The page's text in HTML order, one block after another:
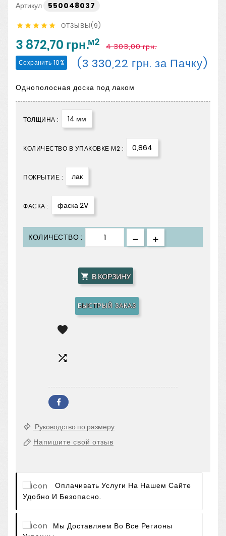
Артикул 550048037
     ОТЗЫВЫ(9)
3 872,70 грн.м2 4 303,00 грн.
Сохранить 10% (3 330,22 грн. за Пачку)
Однополосная доска под лаком
ТОЛЩИНА : 14 мм
КОЛИЧЕСТВО В УПАКОВКЕ М2 : 0,864
ПОКРЫТИЕ : лак
ФАСКА : фаска 2V
КОЛИЧЕСТВО :
 В КОРЗИНУ
БЫСТРЫЙ ЗАКАЗ


Руководство по размеру
Напишите свой отзыв
Оплачивать Услуги На Нашем Сайте
Удобно И Безопасно.
Мы Доставляем Во Все Регионы